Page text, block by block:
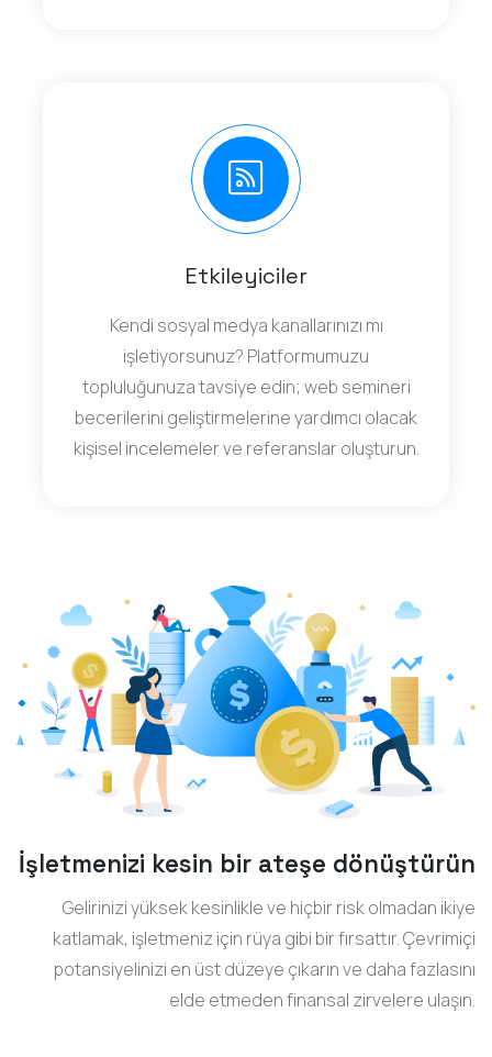
Etkileyiciler
Kendi sosyal medya kanallarınızı mı
işletiyorsunuz? Platformumuzu
topluluğunuza tavsiye edin; web semineri
becerilerini geliştirmelerine yardımcı olacak
kişisel incelemeler ve referanslar oluşturun.
İşletmenizi kesin bir ateşe dönüştürün
Gelirinizi yüksek kesinlikle ve hiçbir risk olmadan ikiye
katlamak, işletmeniz için rüya gibi bir fırsattır. Çevrimiçi
potansiyelinizi en üst düzeye çıkarın ve daha fazlasını
elde etmeden finansal zirvelere ulaşın.